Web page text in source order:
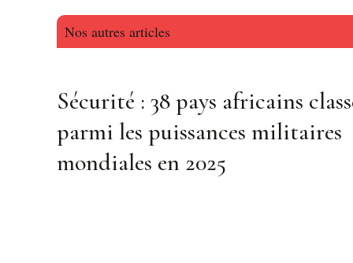
Nos autres articles
Sécurité : 38 pays africains
parmi les puissances militaires
mondiales en 2025